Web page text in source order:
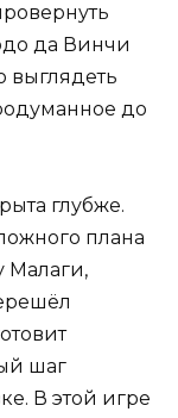
да Винчи
выглядеть
до
глубже.
плана
Малаги,
шаг
В этой игре